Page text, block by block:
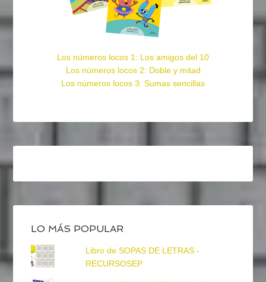
Los números locos 1: Los amigos del 10
Los números locos 2: Doble y mitad
Los números locos 3: Sumas sencillas
LO MÁS POPULAR
Libro de SOPAS DE LETRAS -
RECURSOSEP